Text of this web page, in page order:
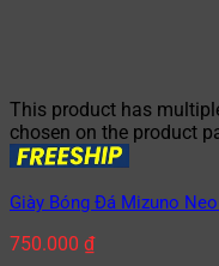
This product has
chosen on the product
Giày Bóng Đá Mizuno
750.000 ₫